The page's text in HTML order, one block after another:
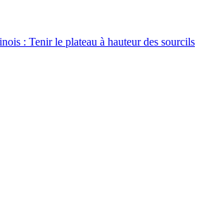
: Tenir le plateau à hauteur des sourcils